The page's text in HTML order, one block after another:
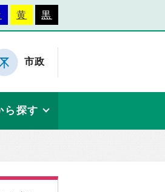
黄 黒
市政
ら探す